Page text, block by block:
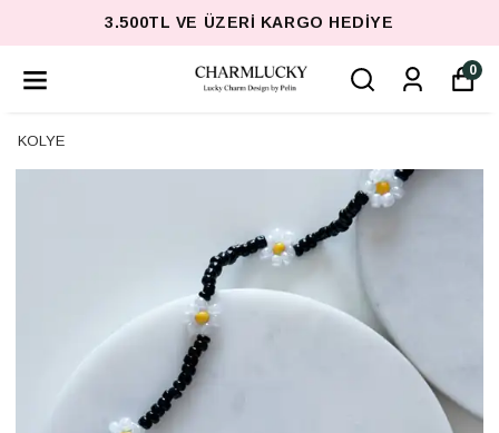
3.500TL VE ÜZERI KARGO HEDIYE
0
KOLYE